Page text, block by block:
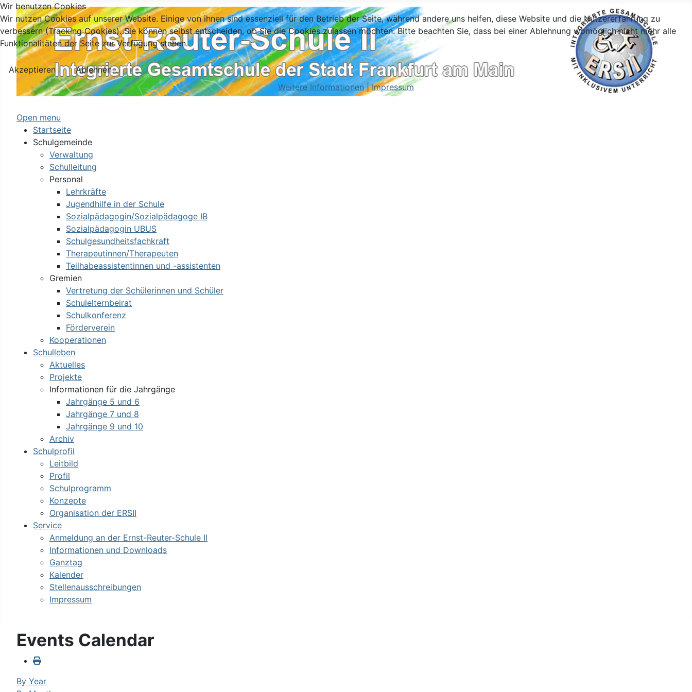
Open menu
Startseite
Schulgemeinde
Verwaltung
Schulleitung
Personal
Lehrkräfte
Jugendhilfe in der Schule
Sozialpädagogin/Sozialpädagoge IB
Sozialpädagogin UBUS
Schulgesundheitsfachkraft
Therapeutinnen/Therapeuten
Teilhabeassistentinnen und -assistenten
Gremien
Vertretung der Schülerinnen und Schüler
Schulelternbeirat
Schulkonferenz
Förderverein
Kooperationen
Schulleben
Aktuelles
Projekte
Informationen für die Jahrgänge
Jahrgänge 5 und 6
Jahrgänge 7 und 8
Jahrgänge 9 und 10
Archiv
Schulprofil
Leitbild
Profil
Schulprogramm
Konzepte
Organisation der ERSII
Service
Anmeldung an der Ernst-Reuter-Schule II
Informationen und Downloads
Ganztag
Kalender
Stellenausschreibungen
Impressum
Events Calendar
By Year
Wir benutzen Cookies
Wir nutzen Cookies auf unserer Website. Einige von ihnen sind essenziell für den Betrieb der Seite, während andere uns helfen, diese Website und die Nutzererfahrung zu
verbessern (Tracking Cookies). Sie können selbst entscheiden, ob Sie die Cookies zulassen möchten. Bitte beachten Sie, dass bei einer Ablehnung womöglich nicht mehr alle
Funktionalitäten der Seite zur Verfügung stehen.
Akzeptieren
Ablehnen
Weitere Informationen|Impressum